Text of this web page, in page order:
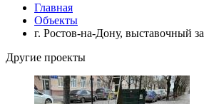
Главная
Объекты
г. Ростов-на-Дону, выставочный
Другие проекты